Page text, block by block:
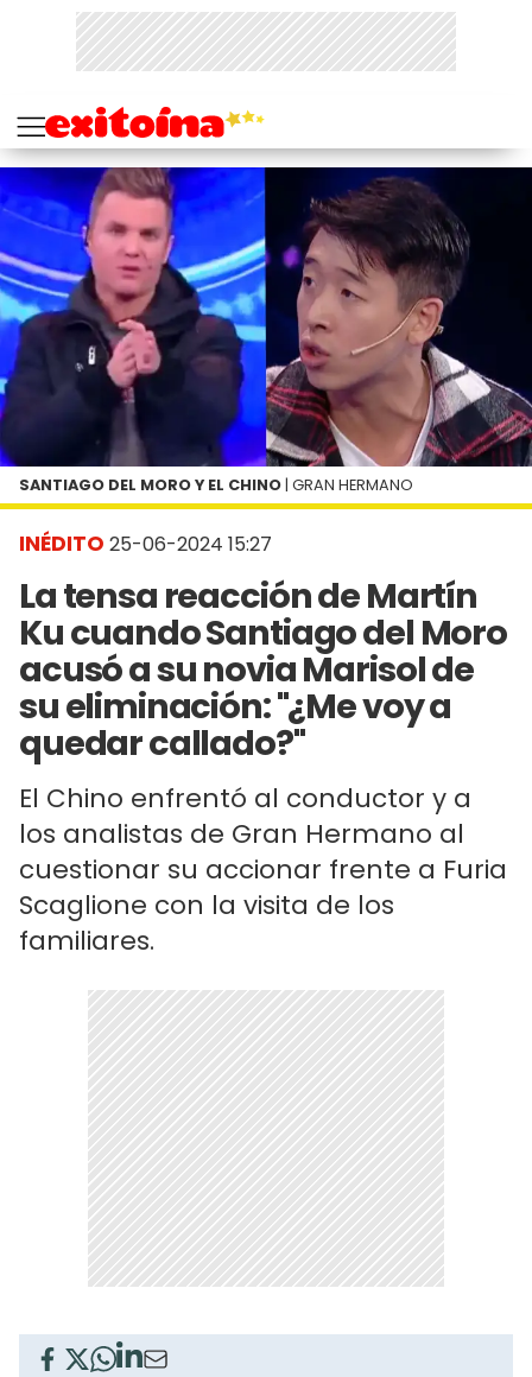
INÉDITO 25-06-2024 15:27
La tensa reacción de Martín
Ku cuando Santiago del Moro
acusó a su novia Marisol de
su eliminación: "¿Me voy a
quedar callado?"
El Chino enfrentó al conductor y a
los analistas de Gran Hermano al
cuestionar su accionar frente a Furia
Scaglione con la visita de los
familiares.
SANTIAGO DEL MORO Y EL CHINO | GRAN HERMANO